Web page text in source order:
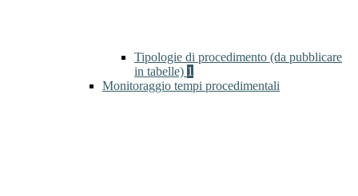
Tipologie di procedimento (da pubblicare
in tabelle) 1
Monitoraggio tempi procedimentali